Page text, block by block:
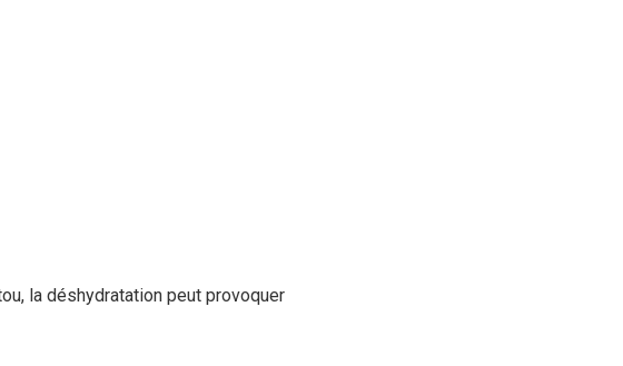
la déshydratation peut provoquer